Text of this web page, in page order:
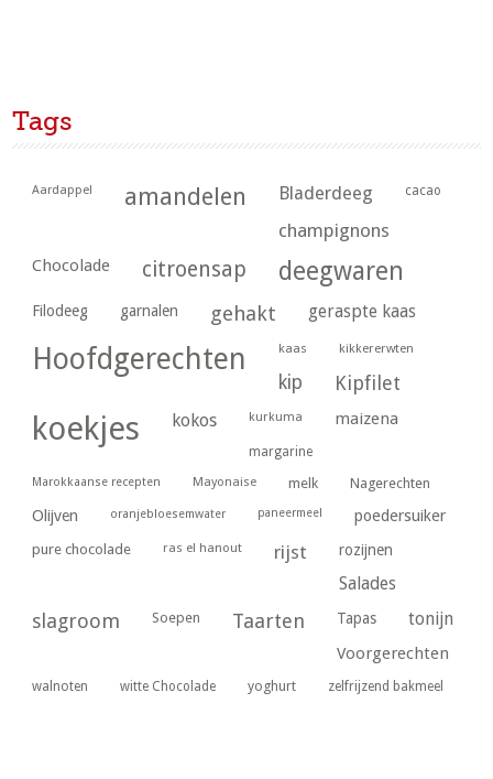
Tags
Aardappel amandelen Bladerdeeg cacao
champignons
Chocolade citroensap deegwaren
Filodeeg garnalen gehakt geraspte kaas
Hoofdgerechten kaas kikkererwten
kip Kipfilet
koekjes kokos kurkuma maizena
margarine
Marokkaanse recepten Mayonaise melk Nagerechten
Olijven oranjebloesemwater paneermeel poedersuiker
pure chocolade ras el hanout rijst rozijnen
Salades
slagroom Soepen Taarten Tapas tonijn
Voorgerechten
walnoten witte Chocolade yoghurt zelfrijzend bakmeel